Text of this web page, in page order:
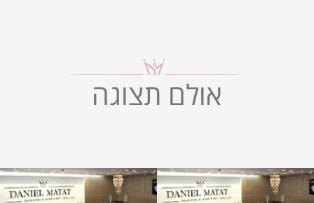
אולם תצוגה